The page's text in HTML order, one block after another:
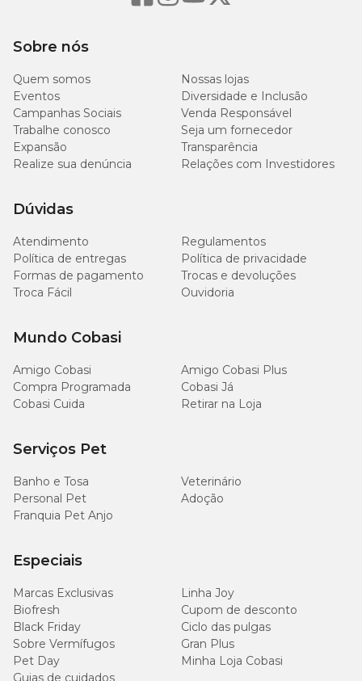
TPR
Tipo de Pet Cachorro
Com som
Sobre nós
Quem somos
Nossas lojas
Eventos
Diversidade e Inclusão
Campanhas Sociais
Venda Responsável
Trabalhe conosco
Seja um fornecedor
Expansão
Transparência
Realize sua denúncia
Relações com Investidores
Dúvidas
Atendimento
Regulamentos
Política de entregas
Política de privacidade
Formas de pagamento
Trocas e devoluções
Troca Fácil
Ouvidoria
Mundo Cobasi
Amigo Cobasi
Amigo Cobasi Plus
Compra Programada
Cobasi Já
Cobasi Cuida
Retirar na Loja
Serviços Pet
Banho e Tosa
Veterinário
Personal Pet
Adoção
Franquia Pet Anjo
Especiais
Marcas Exclusivas
Linha Joy
Biofresh
Cupom de desconto
Black Friday
Ciclo das pulgas
Sobre Vermífugos
Gran Plus
Pet Day
Minha Loja Cobasi
Guias de cuidados